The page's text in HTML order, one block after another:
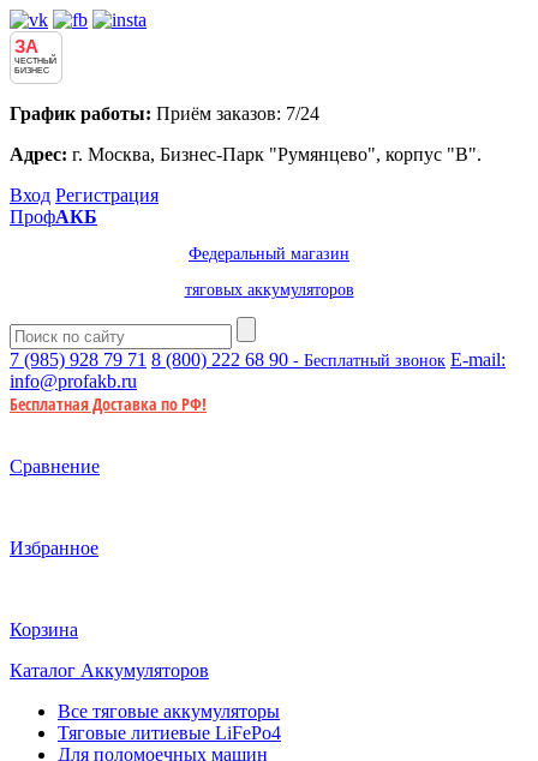
ЗА
ЧЕСТНЫЙ
БИЗНЕС
График работы: Приём заказов: 7/24
Адрес: г. Москва, Бизнес-Парк "Румянцево", корпус "В".
Вход Регистрация
ПрофАКБ
Федеральный магазин
тяговых аккумуляторов
7 (985) 928 79 71 8 (800) 222 68 90 - Бесплатный звонок E-mail:
info@profakb.ru
Бесплатная Доставка по РФ!
Сравнение
Избранное
Корзина
Каталог Аккумуляторов
Все тяговые аккумуляторы
Тяговые литиевые LiFePo4
Для поломоечных машин